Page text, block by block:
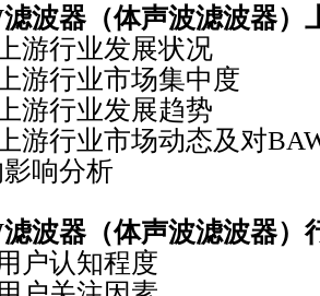
波器（体声波滤波器）
行业发展状况
行业市场集中度
行业发展趋势
行业市场动态及对
响分析
波器（体声波滤波器）
认知程度